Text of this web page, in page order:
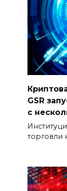
GSR
с
торговли